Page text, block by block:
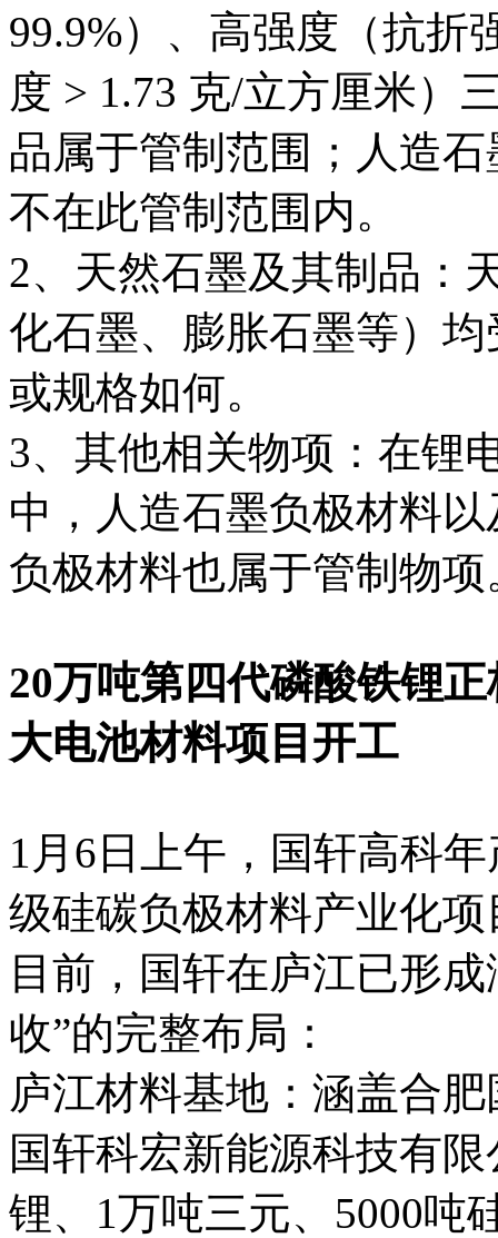
99.9%）、高强度（抗折
度 > 1.73 克/立方厘米）
品属于管制范围；人造
不在此管制范围内。‌
‌2、天然石墨及其制品‌：
化石墨、膨胀石墨等）
或规格如何。‌
‌3、其他相关物项‌：在锂
中，人造石墨负极材料
负极材料也属于管制物项
20万吨第四代磷酸铁锂
大电池材料项目开工
1月6日上午，国轩高科
级硅碳负极材料产业化
目前，国轩在庐江已形
收”的完整布局：
庐江材料基地：涵盖合
国轩科宏新能源科技有
锂、1万吨三元、5000吨